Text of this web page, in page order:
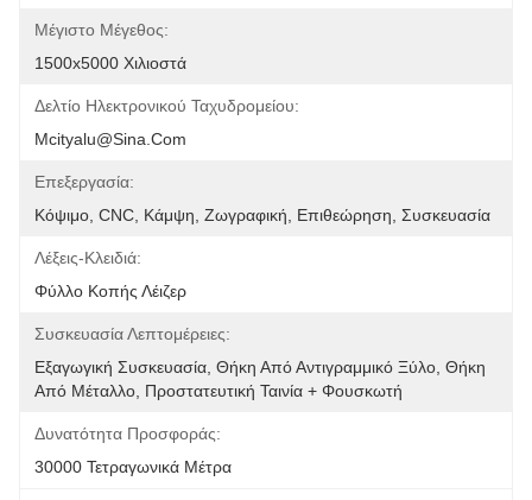
Μέγιστο Μέγεθος:
1500x5000 Χιλιοστά
Δελτίο Ηλεκτρονικού Ταχυδρομείου:
Mcityalu@sina.com
Επεξεργασία:
Κόψιμο, CNC, Κάμψη, Ζωγραφική, Επιθεώρηση, Συσκευασία
Λέξεις-Κλειδιά:
Φύλλο Κοπής Λέιζερ
Συσκευασία Λεπτομέρειες:
Εξαγωγική Συσκευασία, Θήκη Από Αντιγραμμικό Ξύλο, Θήκη
Από Μέταλλο, Προστατευτική Ταινία + Φουσκωτή
Δυνατότητα Προσφοράς:
30000 Τετραγωνικά Μέτρα